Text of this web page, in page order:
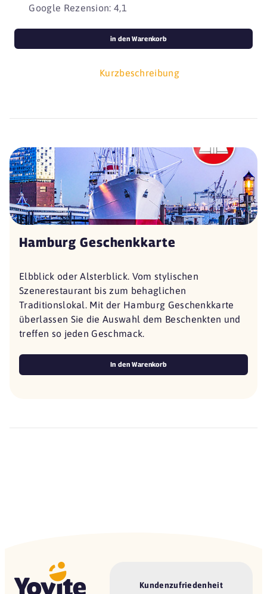
Google Rezension: 4,1
Kurzbeschreibung
in den Warenkorb
Hamburg Geschenkkarte
Elbblick oder Alsterblick. Vom stylischen
Szenerestaurant bis zum behaglichen
Traditionslokal. Mit der Hamburg Geschenkkarte
überlassen Sie die Auswahl dem Beschenkten und
treffen so jeden Geschmack.
In den Warenkorb
Kundenzufriedenheit